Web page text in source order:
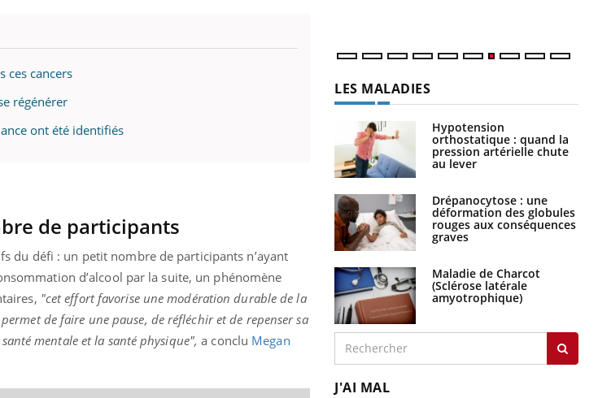
ces cancers
régénérer
ont été identifiés
de participants
du défi : un petit nombre de participants n’ayant
d’alcool par la suite, un phénomène
"cet effort favorise une modération durable de la
de faire une pause, de réfléchir et de repenser sa
mentale et la santé physique", a conclu Megan
LES MALADIES
Hypotension
orthostatique : quand la
pression artérielle chute
au lever
Drépanocytose : une
déformation des globules
rouges aux conséquences
graves
Maladie de Charcot
(Sclérose latérale
amyotrophique)
J'AI MAL